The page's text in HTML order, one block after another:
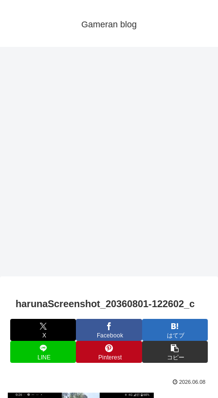
Gameran blog
harunaScreenshot_20360801-122602_c
X Facebook はてブ
LINE Pinterest コピー
2026.06.08